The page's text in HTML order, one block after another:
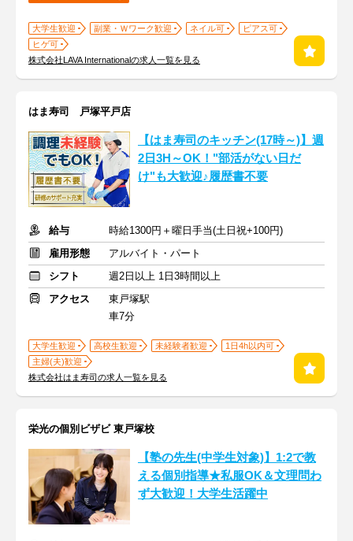
大学生歓迎 副業・Ｗワーク歓迎 ネイル可
ピアス可
ヒゲ可
株式会社LAVA Internationalの求人一覧を見る
はま寿司 戸塚平戸店
【はま寿司のキッチン(17時～)】週
2日3H～OK！"部活がない日だ
け"も大歓迎♪履歴書不要
給与
時給1300円＋曜日手当(土日祝+100円)
雇用形態
アルバイト・パート
シフト
週2日以上 1日3時間以上
アクセス
東戸塚駅
車7分
大学生歓迎 高校生歓迎 未経験者歓迎
1日4h以内可
主婦(夫)歓迎
株式会社はま寿司の求人一覧を見る
栄光の個別ビザビ 東戸塚校
【塾の先生(中学生対象)】1:2で教
える個別指導★私服OK＆文理問わ
ず大歓迎！大学生活躍中